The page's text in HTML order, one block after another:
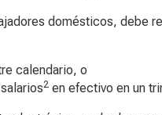
domésticos, debe
calendario, o
2 en efectivo en un